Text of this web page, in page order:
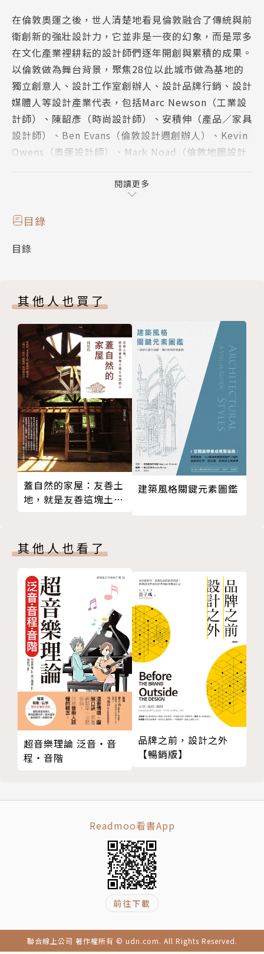
在倫敦奧運之後，世人清楚地看見倫敦融合了傳統與前
衛創新的強壯設計力，它並非是一夜的幻象，而是眾多
在文化產業裡耕耘的設計師們逐年開創與累積的成果。
以倫敦做為舞台背景，聚焦28位以此城市做為基地的
獨立創意人、設計工作室創辦人、設計品牌行銷、設計
媒體人等設計產業代表，包括Marc Newson（工業設
計師）、陳韶彥（時尚設計師）、安積伸（產品／家具
設計師）、Ben Evans（倫敦設計週創辦人）、Kevin
Owens（奧運設計師）、Mark Noad（倫敦地圖設計
等等，以第一手專訪設計創意人的創業成功故事，每位
設計師亦提供三大創益Key Points，如何從創意走向
創益，創業法則不藏私的提供給想創業的創意人，讓你
師的靈感來源、創意思考、客戶溝通、實驗與製作、行
括Tony Chambers （Wallpaper* 設計雜誌總編
輯）、Martin Roth（V&A博物館館長）、John How
kins（「創意經濟之父」的英國文創大師）、Iwona
Maria Blazwick（Whitechapel Gallery館長）、Chr
istine Losecaat（Little Dipper國際顧問公司負責
人），透過他們的觀察與分析，從歷史文化、行銷市
場、文創趨勢等角度，為我們做倫敦創意產業的深入導
覽。
深入並了解倫敦如何刺激創意人的靈感，沒有無法顛覆
的設計，只有不斷的超越自己，才能在大城市中站穩腳
訊，讓你快速掌握倫敦設計的脈動，並製作出倫敦設計
計師的腳步走遍倫敦，相信你也能在倫敦的各個角落挖
掘出無限的創意。
此書絕對會是設計人／準設計人／創意品牌邁向世界文
創產業的的成功寶典。
本書特色
成功創意人第一手的現身說法，提供國際級的成功案
例。
引人入勝的創業故事＋創益心法＋案例分析，快速從他
人經驗獲得成功法則。
推行設計不遺餘力，設計是時尚、是知識、是生活、是
娛樂。第一本設計理想生活的美學實踐誌，《La Vie》
從消費者的需求與慾望出發，導引讀者了解、欣賞進而
懂得消費彰顯個性的好設計，協助讀者找到美感的體
閱讀更多
目錄
目錄
其他人也買了
蓋自然的家屋：友善土
地，就是友善這塊土地
建築風格關鍵元素圖鑑
其他人也看了
超音樂理論 泛音‧音
程‧音階
品牌之前，設計之外
【暢銷版】
Readmoo看書App
前往下載
聯合線上公司 著作權所有 © udn.com. All Rights Reserved.